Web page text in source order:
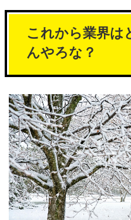
これから業界は
んやろな？